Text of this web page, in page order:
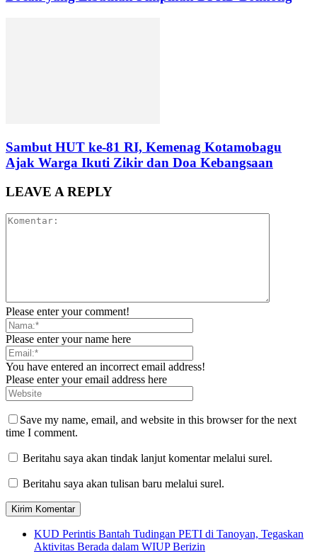
Sambut HUT ke-81 RI, Kemenag Kotamobagu
Ajak Warga Ikuti Zikir dan Doa Kebangsaan
LEAVE A REPLY
Please enter your comment!
Please enter your name here
You have entered an incorrect email address!
Please enter your email address here
Save my name, email, and website in this browser for the next
time I comment.
Beritahu saya akan tindak lanjut komentar melalui surel.
Beritahu saya akan tulisan baru melalui surel.
KUD Perintis Bantah Tudingan PETI di Tanoyan, Tegaskan
Aktivitas Berada dalam WIUP Berizin